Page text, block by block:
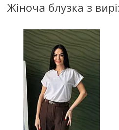
Жіноча блузка з